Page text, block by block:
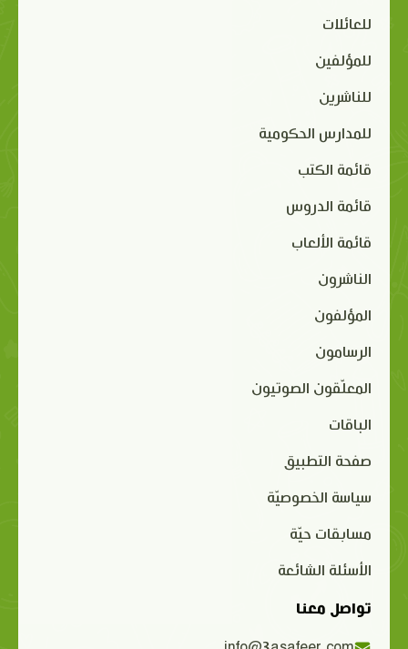
للعائلات
للمؤلفين
للناشرين
للمدارس الحكومية
قائمة الكتب
قائمة الدروس
قائمة الألعاب
الناشرون
المؤلفون
الرسامون
المعلّقون الصوتيون
الباقات
صفحة التطبيق
سياسة الخصوصيّة
مسابقات حيّة
الأسئلة الشائعة
تواصل معنا